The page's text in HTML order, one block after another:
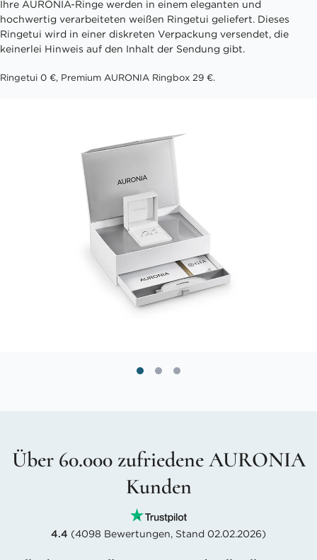
Ihre AURONIA-Ringe werden in einem eleganten und
hochwertig verarbeiteten weißen Ringetui geliefert. Dieses
Ringetui wird in einer diskreten Verpackung versendet, die
keinerlei Hinweis auf den Inhalt der Sendung gibt.
Ringetui 0 €, Premium AURONIA Ringbox 29 €.
Über 60.000 zufriedene AURONIA
Kunden
4.4 (4098 Bewertungen, Stand 02.02.2026)